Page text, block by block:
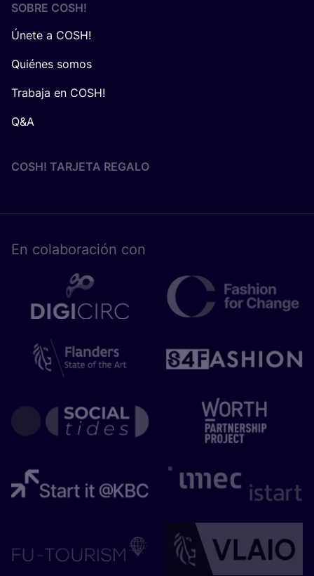
SOBRE COSH!
Únete a COSH!
Quiénes somos
Trabaja en COSH!
Q&A
COSH! TARJETA REGALO
En cola­bo­ra­ción con